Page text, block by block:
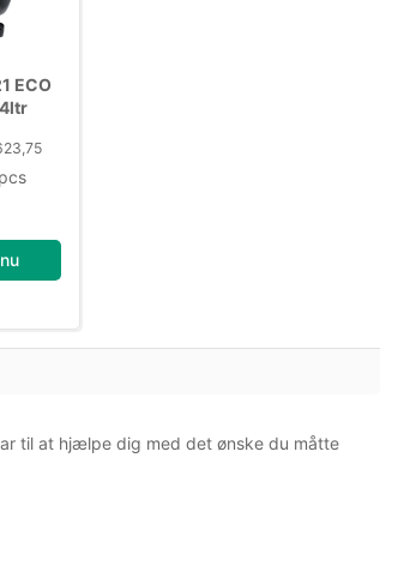
ECO
til at hjælpe dig med det ønske du måtte